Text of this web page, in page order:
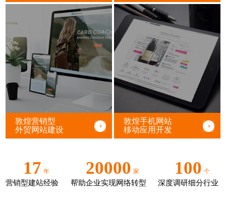
敦煌营销型
外贸网站建设
敦煌手机网站
移动应用开发
17 年
营销型建站经验
20000 家
帮助企业实现网络转型
100 个
深度调研细分行业